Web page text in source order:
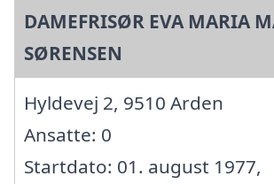
DAMEFRISØR EVA MARIA
SØRENSEN
Hyldevej 2, 9510 Arden
Ansatte: 0
Startdato: 01. august 1977,